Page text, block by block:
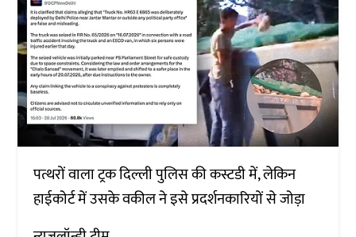
पत्थरों वाला ट्रक दिल्ली पुलिस की कस्टडी में, लेकिन
हाईकोर्ट में उसके वकील ने इसे प्रदर्शनकारियों से जोड़ा